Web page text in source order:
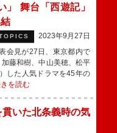
」 舞台「西遊記」
2023年9月27日
会見が27日、東京都内で
藤和樹、中山美穂、松平
した人気ドラマを45年の
を読む
貫いた北条義時の気